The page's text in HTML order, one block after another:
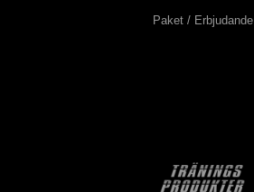
Paket / Erbjudande